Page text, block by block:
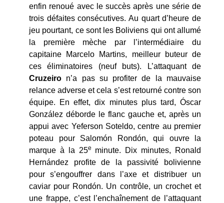
enfin renoué avec le succès après une série de
trois défaites consécutives. Au quart d’heure de
jeu pourtant, ce sont les Boliviens qui ont allumé
la première mèche par l’intermédiaire du
capitaine Marcelo Martins, meilleur buteur de
ces éliminatoires (neuf buts). L’attaquant de
Cruzeiro n’a pas su profiter de la mauvaise
relance adverse et cela s’est retourné contre son
équipe. En effet, dix minutes plus tard, Óscar
González déborde le flanc gauche et, après un
appui avec Yeferson Soteldo, centre au premier
poteau pour Salomón Rondón, qui ouvre la
marque à la 25e
minute. Dix minutes, Ronald
Hernández profite de la passivité bolivienne
pour s’engouffrer dans l’axe et distribuer un
caviar pour Rondón. Un contrôle, un crochet et
une frappe, c’est l’enchaînement de l’attaquant